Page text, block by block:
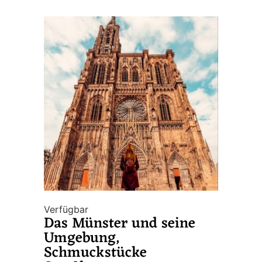
Verfügbar
Das Münster und seine
Umgebung,
Schmuckstücke